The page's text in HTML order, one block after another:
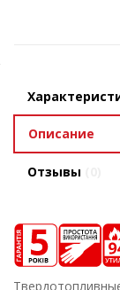
Описание
Отзывы